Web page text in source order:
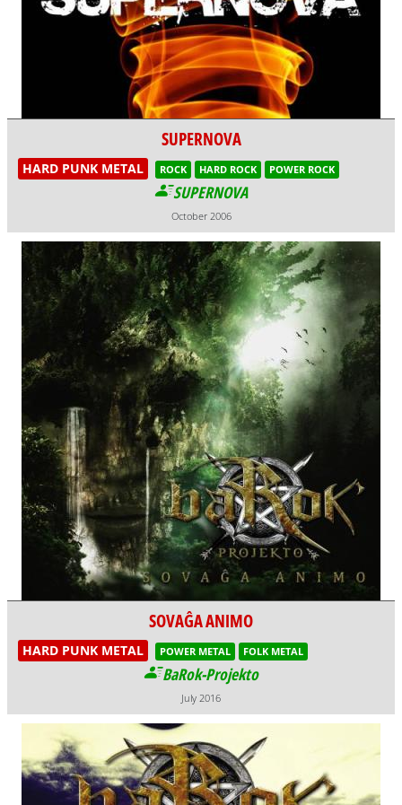
SUPERNOVA
HARD PUNK METAL ROCK HARD ROCK POWER ROCK
SUPERNOVA
October 2006
SOVAĜA ANIMO
HARD PUNK METAL POWER METAL FOLK METAL
BaRok-Projekto
July 2016